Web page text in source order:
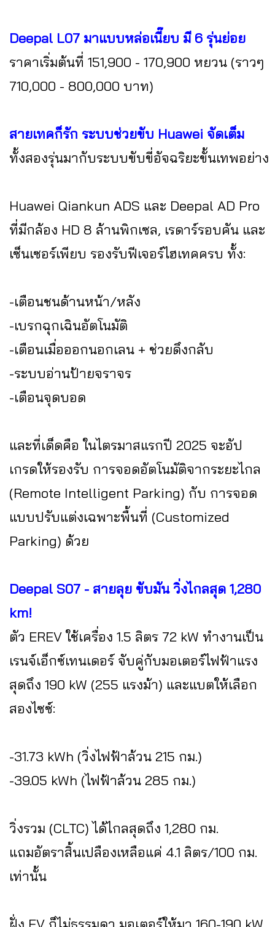
Deepal L07 มาแบบหล่อเนี๊ยบ มี 6 รุ่นย่อย
ราคาเริ่มต้นที่ 151,900 - 170,900 หยวน (ราวๆ
710,000 - 800,000 บาท)
สายเทคก็รัก ระบบช่วยขับ Huawei จัดเต็ม
ทั้งสองรุ่นมากับระบบขับขี่อัจฉริยะขั้นเทพอย่าง
Huawei Qiankun ADS และ Deepal AD Pro
ที่มีกล้อง HD 8 ล้านพิกเซล, เรดาร์รอบคัน และ
เซ็นเซอร์เพียบ รองรับฟีเจอร์ไฮเทคครบ ทั้ง:
-เตือนชนด้านหน้า/หลัง
-เบรกฉุกเฉินอัตโนมัติ
-เตือนเมื่อออกนอกเลน + ช่วยดึงกลับ
-ระบบอ่านป้ายจราจร
-เตือนจุดบอด
และที่เด็ดคือ ในไตรมาสแรกปี 2025 จะอัป
เกรดให้รองรับ การจอดอัตโนมัติจากระยะไกล
(Remote Intelligent Parking) กับ การจอด
แบบปรับแต่งเฉพาะพื้นที่ (Customized
Parking) ด้วย
Deepal S07 - สายลุย ขับมัน วิ่งไกลสุด 1,280
km!
ตัว EREV ใช้เครื่อง 1.5 ลิตร 72 kW ทำงานเป็น
เรนจ์เอ็กซ์เทนเดอร์ จับคู่กับมอเตอร์ไฟฟ้าแรง
สุดถึง 190 kW (255 แรงม้า) และแบตให้เลือก
สองไซซ์:
-31.73 kWh (วิ่งไฟฟ้าล้วน 215 กม.)
-39.05 kWh (ไฟฟ้าล้วน 285 กม.)
วิ่งรวม (CLTC) ได้ไกลสุดถึง 1,280 กม.
แถมอัตราสิ้นเปลืองเหลือแค่ 4.1 ลิตร/100 กม.
เท่านั้น